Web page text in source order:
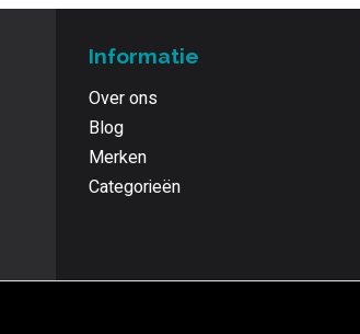
Informatie
Over ons
Blog
Merken
Categorieën